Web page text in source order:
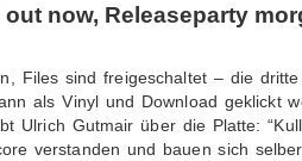
out now, Releaseparty
Files sind freigeschaltet – die
als Vinyl und Download geklickt
Ulrich Gutmair über die Platte:
verstanden und bauen sich